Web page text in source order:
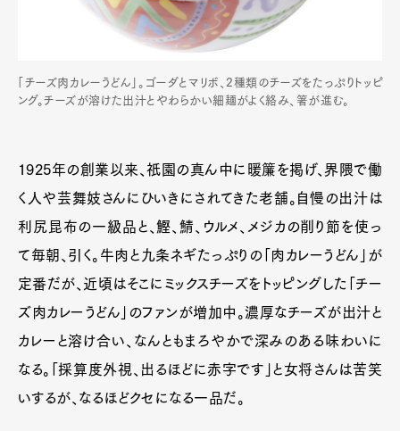
「チーズ肉カレーうどん」。ゴーダとマリボ、2種類のチーズをたっぷりトッピ
ング。チーズが溶けた出汁とやわらかい細麺がよく絡み、箸が進む。
1925年の創業以来、祇園の真ん中に暖簾を掲げ、界隈で働
く人や芸舞妓さんにひいきにされてきた老舗。自慢の出汁は
利尻昆布の一級品と、鰹、鯖、ウルメ、メジカの削り節を使っ
て毎朝、引く。牛肉と九条ネギたっぷりの「肉カレーうどん」が
定番だが、近頃はそこにミックスチーズをトッピングした「チー
ズ肉カレーうどん」のファンが増加中。濃厚なチーズが出汁と
カレーと溶け合い、なんともまろやかで深みのある味わいに
なる。「採算度外視、出るほどに赤字です」と女将さんは苦笑
いするが、なるほどクセになる一品だ。